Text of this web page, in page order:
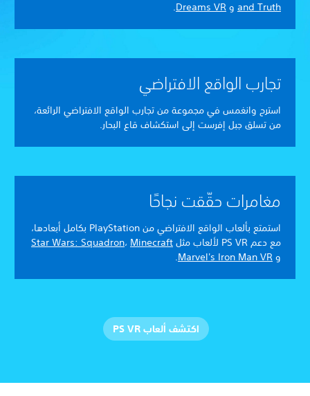
and Truth و Dreams VR
.
تجارب الواقع الافتراضي
استرح وانغمس في مجموعة من تجارب الواقع الافتراضي الرائعة،
من تسلق جبل إفرست إلى استكشاف قاع البحار.
مغامرات حقّقت نجاحًا
استمتع بألعاب الواقع الافتراضي من PlayStation بكامل أبعادها،
مع دعم PS VR لألعاب مثل
Star Wars: Squadron، Minecraft
و Marvel's Iron Man VR
.
اكتشف ألعاب PS VR